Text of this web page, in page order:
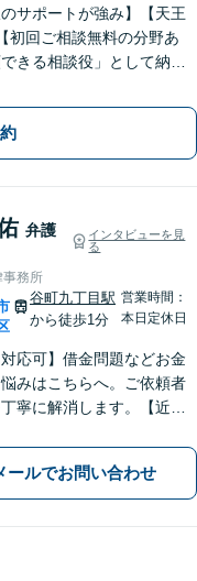
のサポートが強み】【天王
初回ご相談無料の分野あ
きる相談役」として納得
て相談できる環境・関係
けます【借金・債務整
に応じて適切な解決策を
弁護
インタビューを見
る
事務所
谷町九丁目駅
から徒歩1分
営業時間：
本日定休日
対応可】借金問題などお金
みはこちらへ。ご依頼者
寧に解消します。【近鉄
ールでお問い合わせ